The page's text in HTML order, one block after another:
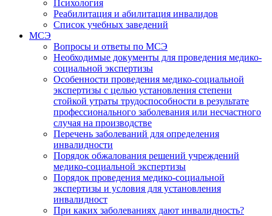
Психология
Реабилитация и абилитация инвалидов
Список учебных заведений
МСЭ
Вопросы и ответы по МСЭ
Необходимые документы для проведения медико-
социальной экспертизы
Особенности проведения медико-социальной
экспертизы с целью установления степени
стойкой утраты трудоспособности в результате
профессионального заболевания или несчастного
случая на производстве
Перечень заболеваний для определения
инвалидности
Порядок обжалования решений учреждений
медико-социальной экспертизы
Порядок проведения медико-социальной
экспертизы и условия для установления
инвалидност
При каких заболеваниях дают инвалидность?